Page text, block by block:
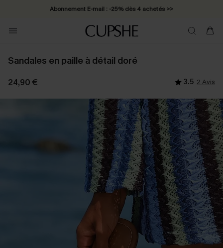
Abonnement E-mail : -25% dès 4 achetés >>
Sandales en paille à détail doré
24,90 € 3.5 2 Avis